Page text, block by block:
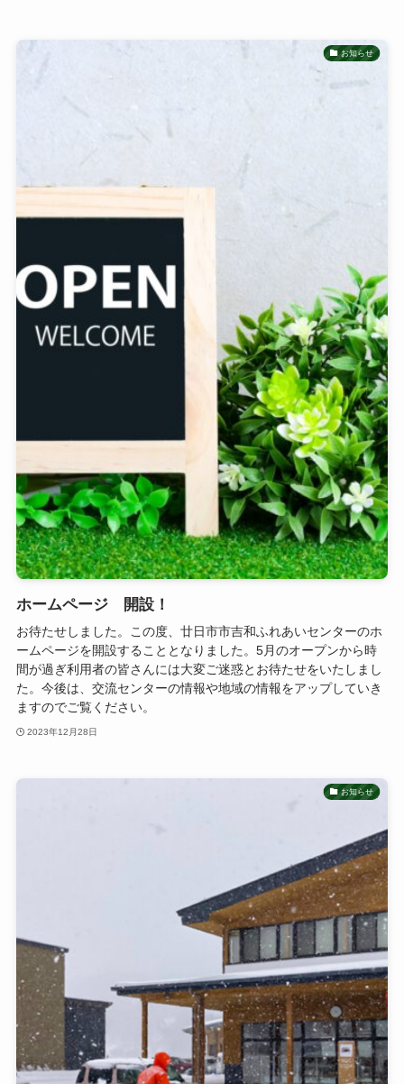
お知らせ
ホームページ 開設！
お待たせしました。この度、廿日市市吉和ふれあいセンターのホ
ームページを開設することとなりました。5月のオープンから時
間が過ぎ利用者の皆さんには大変ご迷惑とお待たせをいたしまし
た。今後は、交流センターの情報や地域の情報をアップしていき
ますのでご覧ください。
2023年12月28日
お知らせ